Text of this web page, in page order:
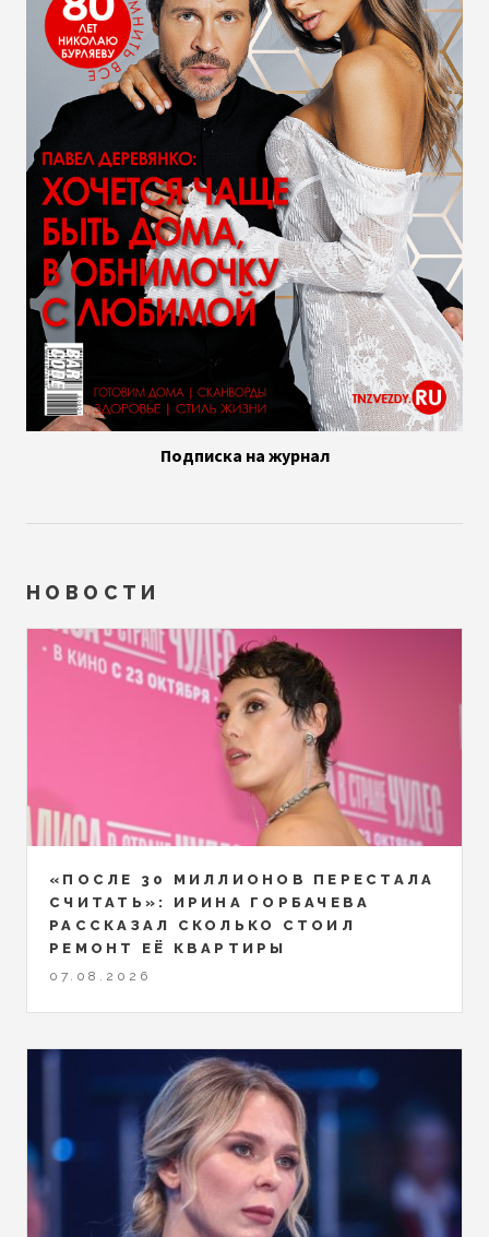
Подписка на журнал
НОВОСТИ
«ПОСЛЕ 30 МИЛЛИОНОВ ПЕРЕСТАЛА
СЧИТАТЬ»: ИРИНА ГОРБАЧЕВА
РАССКАЗАЛ СКОЛЬКО СТОИЛ
РЕМОНТ ЕЁ КВАРТИРЫ
07.08.2026